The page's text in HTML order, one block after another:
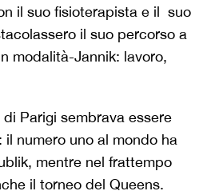
il suo fisioterapista e il suo
il suo percorso a
modalità-Jannik: lavoro,
Parigi sembrava essere
numero uno al mondo ha
mentre nel frattempo
il torneo del Queens.